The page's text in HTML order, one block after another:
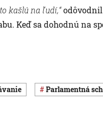
kašlú na ľudí,“odôvodnil
Keď sa dohodnú na
parlamentná